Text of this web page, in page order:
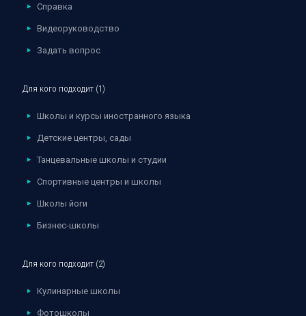
Справка
Видеоруководство
Задать вопрос
Для кого подходит (1)
Школы и курсы иностранного языка
Детские центры, сады
Танцевальные школы и студии
Спортивные центры и школы
Школы йоги
Бизнес-школы
Для кого подходит (2)
Кулинарные школы
Фотошколы